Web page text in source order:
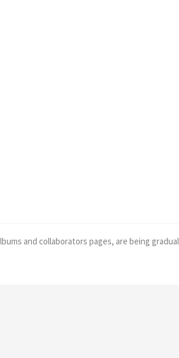
and collaborators pages, are being